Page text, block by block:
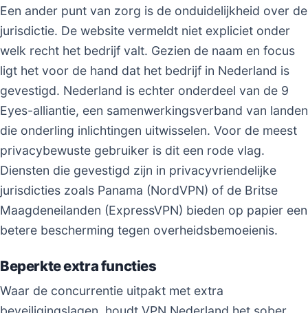
Een ander punt van zorg is de onduidelijkheid over de
jurisdictie. De website vermeldt niet expliciet onder
welk recht het bedrijf valt. Gezien de naam en focus
ligt het voor de hand dat het bedrijf in Nederland is
gevestigd. Nederland is echter onderdeel van de 9
Eyes-alliantie, een samenwerkingsverband van landen
die onderling inlichtingen uitwisselen. Voor de meest
privacybewuste gebruiker is dit een rode vlag.
Diensten die gevestigd zijn in privacyvriendelijke
jurisdicties zoals Panama (NordVPN) of de Britse
Maagdeneilanden (ExpressVPN) bieden op papier een
betere bescherming tegen overheidsbemoeienis.
Beperkte extra functies
Waar de concurrentie uitpakt met extra